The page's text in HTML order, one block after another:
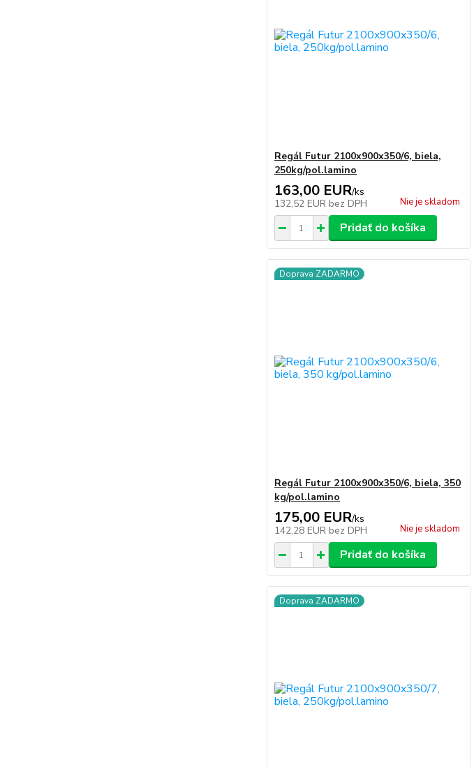
Regál Futur 2100x900x350/6, biela,
250kg/pol.lamino
163,00 EUR/ks
132,52 EUR bez DPH Nie je skladom
Pridať do košíka
Doprava ZADARMO
Regál Futur 2100x900x350/6, biela, 350
kg/pol.lamino
175,00 EUR/ks
142,28 EUR bez DPH Nie je skladom
Pridať do košíka
Doprava ZADARMO